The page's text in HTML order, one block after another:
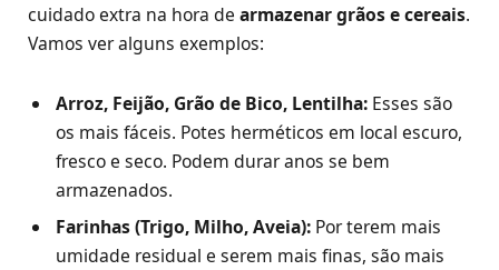
cuidado extra na hora de armazenar grãos e cereais.
Vamos ver alguns exemplos:
Arroz, Feijão, Grão de Bico, Lentilha: Esses são
os mais fáceis. Potes herméticos em local escuro,
fresco e seco. Podem durar anos se bem
armazenados.
Farinhas (Trigo, Milho, Aveia): Por terem mais
umidade residual e serem mais finas, são mais